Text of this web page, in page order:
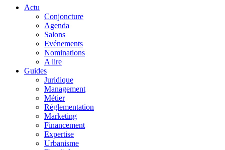
Actu
Conjoncture
Agenda
Salons
Evénements
Nominations
A lire
Guides
Juridique
Management
Métier
Réglementation
Marketing
Financement
Expertise
Urbanisme